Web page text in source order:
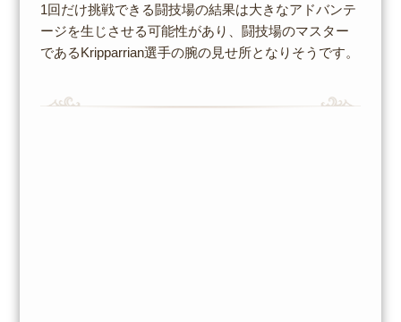
1回だけ挑戦できる闘技場の結果は大きなアドバンテ
ージを生じさせる可能性があり、闘技場のマスター
であるKripparrian選手の腕の見せ所となりそうです。